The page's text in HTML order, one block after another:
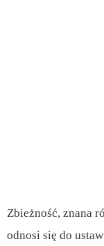
Zbieżność, znana
odnosi się do